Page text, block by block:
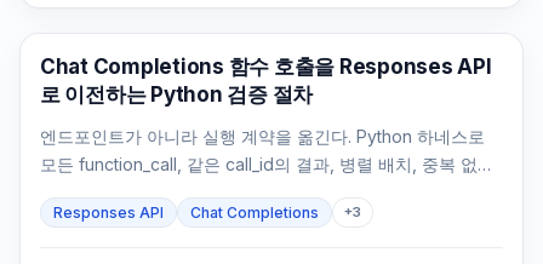
API 가이드
Chat Completions 함수 호출을 Responses API
로 이전하는 Python 검증 절차
엔드포인트가 아니라 실행 계약을 옮긴다. Python 하네스로
모든 function_call, 같은 call_id의 결과, 병렬 배치, 중복 없는
Responses API Chat Completions +3